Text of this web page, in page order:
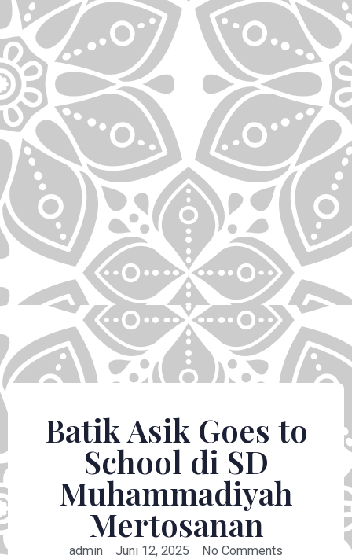
Batik Asik Goes to
School di SD
Muhammadiyah
Mertosanan
admin Juni 12, 2025 No Comments